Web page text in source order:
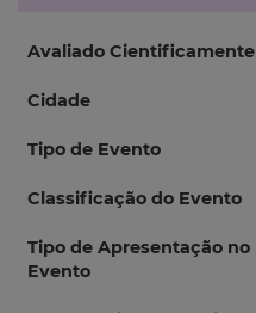
Avaliado Cientificamente
Cidade
Tipo de Evento
Classificação do Evento
Tipo de Apresentação no
Evento